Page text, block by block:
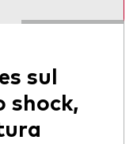
sul
shock,